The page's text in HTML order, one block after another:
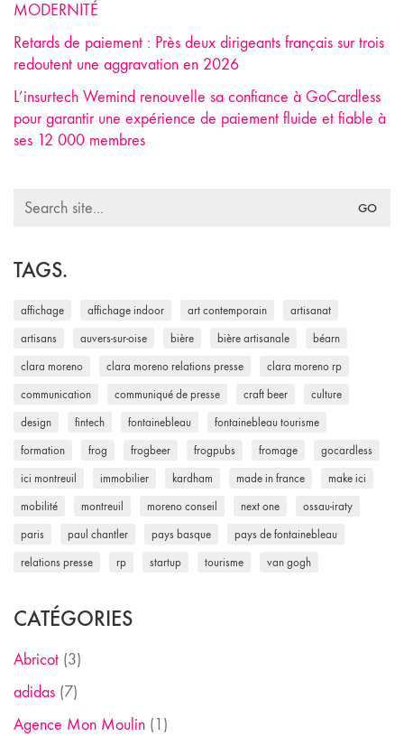
MODERNITÉ
Retards de paiement : Près deux dirigeants français sur trois
redoutent une aggravation en 2026
L’insurtech Wemind renouvelle sa confiance à GoCardless
pour garantir une expérience de paiement fluide et fiable à
ses 12 000 membres
Search
TAGS.
affichage affichage indoor art contemporain artisanat
artisans auvers-sur-oise bière bière artisanale béarn
clara moreno clara moreno relations presse clara moreno rp
communication communiqué de presse craft beer culture
design fintech fontainebleau fontainebleau tourisme
formation frog frogbeer frogpubs fromage gocardless
ici montreuil immobilier kardham made in france make ici
mobilité montreuil moreno conseil next one ossau-iraty
paris paul chantler pays basque pays de fontainebleau
relations presse rp startup tourisme van gogh
CATÉGORIES
Abricot (3)
adidas (7)
Agence Mon Moulin (1)